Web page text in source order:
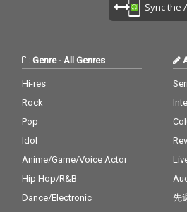
Sync the
Genre-All Genres
Hi-res
Rock
Pop
Idol
Anime/Game/Voice Actor
Hip Hop/R&B
Dance/Electronic
先